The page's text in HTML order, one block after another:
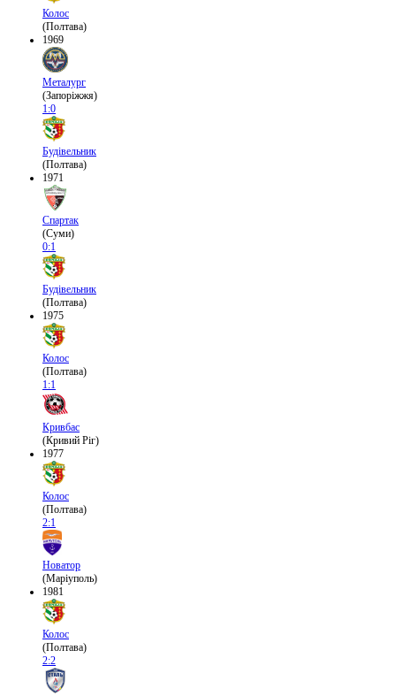
Колос
(Полтава)
1969
Металург
(Запоріжжя)
1:0
Будівельник
(Полтава)
1971
Спартак
(Суми)
0:1
Будівельник
(Полтава)
1975
Колос
(Полтава)
1:1
Кривбас
(Кривий Ріг)
1977
Колос
(Полтава)
2:1
Новатор
(Маріуполь)
1981
Колос
(Полтава)
2:2